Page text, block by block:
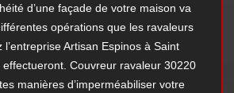
d’une façade de votre maison va
opérations que les ravaleurs
Artisan Espinos à Saint
effectueront. Couvreur ravaleur 30220
manières d’imperméabiliser votre